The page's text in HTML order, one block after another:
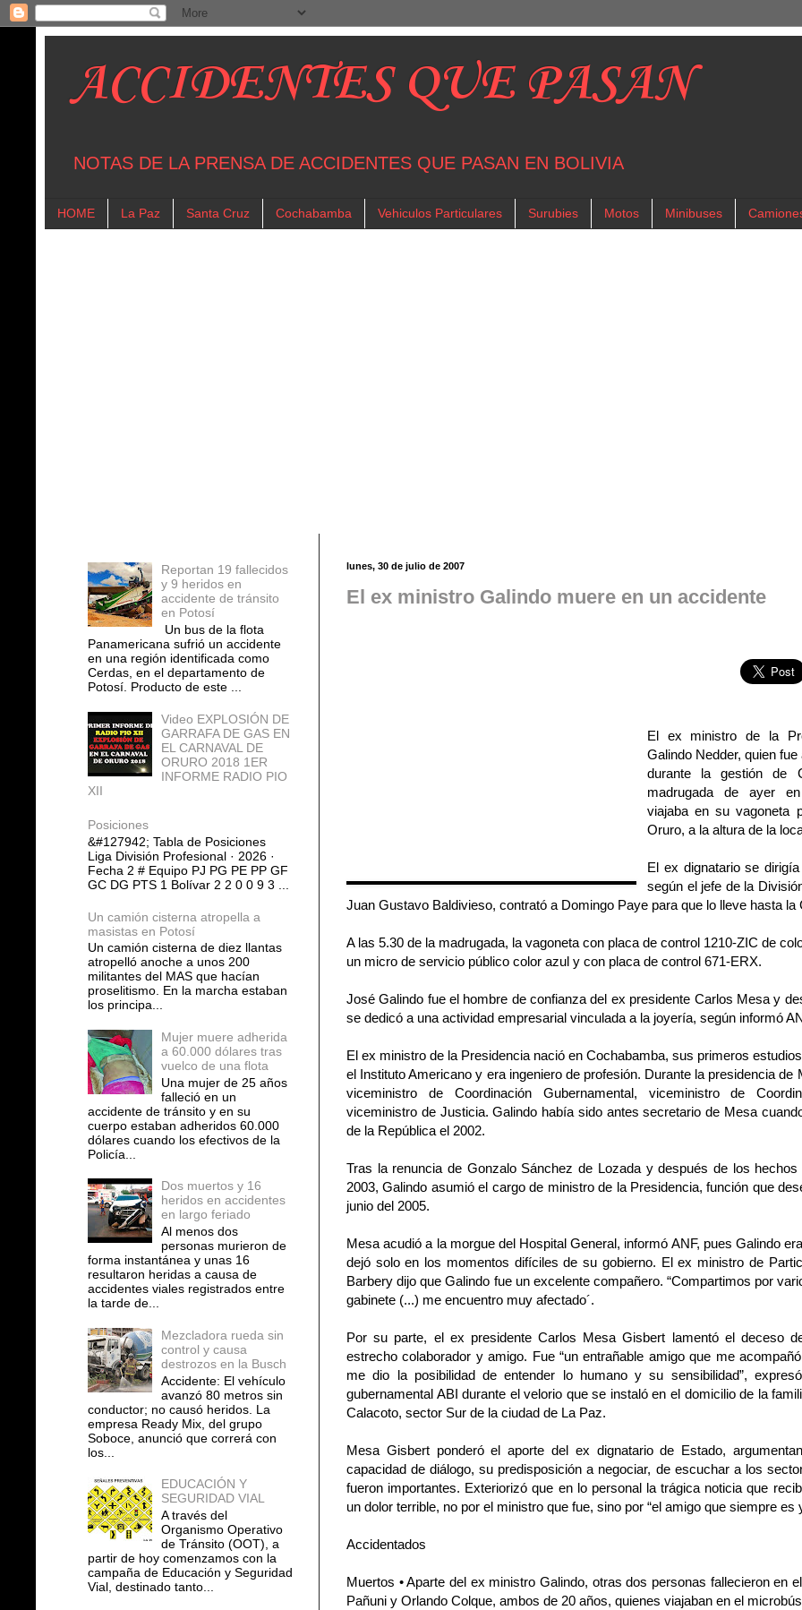
ACCIDENTES QUE PASAN
NOTAS DE LA PRENSA DE ACCIDENTES QUE PASAN EN BOLIVIA
HOME La Paz Santa Cruz Cochabamba Vehiculos Particulares Surubies Motos Minibuses
lunes, 30 de julio de 2007
El ex ministro Galindo muere en un accidente
El ex ministro de la
Galindo Nedder, quien
durante la gestión de
madrugada de ayer
viajaba en su vagoneta
Oruro, a la altura de la
El ex dignatario se
según el jefe de la
Juan Gustavo Baldivieso, contrató a Domingo Paye para que lo lleve hasta la
A las 5.30 de la madrugada, la vagoneta con placa de control 1210-ZIC de
un micro de servicio público color azul y con placa de control 671-ERX.
José Galindo fue el hombre de confianza del ex presidente Carlos Mesa y
se dedicó a una actividad empresarial vinculada a la joyería, según informó
El ex ministro de la Presidencia nació en Cochabamba, sus primeros
el Instituto Americano y era ingeniero de profesión. Durante la presidencia de
viceministro de Coordinación Gubernamental, viceministro de
viceministro de Justicia. Galindo había sido antes secretario de Mesa
de la República el 2002.
Tras la renuncia de Gonzalo Sánchez de Lozada y después de los
2003, Galindo asumió el cargo de ministro de la Presidencia, función que
junio del 2005.
Mesa acudió a la morgue del Hospital General, informó ANF, pues Galindo
dejó solo en los momentos difíciles de su gobierno. El ex ministro de
Barbery dijo que Galindo fue un excelente compañero. “Compartimos por
gabinete (...) me encuentro muy afectado´.
Por su parte, el ex presidente Carlos Mesa Gisbert lamentó el deceso
estrecho colaborador y amigo. Fue “un entrañable amigo que me
me dio la posibilidad de entender lo humano y su sensibilidad”,
gubernamental ABI durante el velorio que se instaló en el domicilio de la
Calacoto, sector Sur de la ciudad de La Paz.
Mesa Gisbert ponderó el aporte del ex dignatario de Estado,
capacidad de diálogo, su predisposición a negociar, de escuchar a los
fueron importantes. Exteriorizó que en lo personal la trágica noticia que
un dolor terrible, no por el ministro que fue, sino por “el amigo que siempre es
Accidentados
Muertos • Aparte del ex ministro Galindo, otras dos personas fallecieron en
Pañuni y Orlando Colque, ambos de 20 años, quienes viajaban en el
Reportan 19 fallecidos
y 9 heridos en
accidente de tránsito
en Potosí
Un bus de la flota
Panamericana sufrió un accidente
en una región identificada como
Cerdas, en el departamento de
Potosí. Producto de este ...
Video EXPLOSIÓN DE
GARRAFA DE GAS EN
EL CARNAVAL DE
ORURO 2018 1ER
INFORME RADIO PIO
XII
Posiciones
&#127942; Tabla de Posiciones
Liga División Profesional · 2026 ·
Fecha 2 # Equipo PJ PG PE PP GF
GC DG PTS 1 Bolívar 2 2 0 0 9 3 ...
Un camión cisterna atropella a
masistas en Potosí
Un camión cisterna de diez llantas
atropelló anoche a unos 200
militantes del MAS que hacían
proselitismo. En la marcha estaban
los principa...
Mujer muere adherida
a 60.000 dólares tras
vuelco de una flota
Una mujer de 25 años
falleció en un
accidente de tránsito y en su
cuerpo estaban adheridos 60.000
dólares cuando los efectivos de la
Policía...
Dos muertos y 16
heridos en accidentes
en largo feriado
Al menos dos
personas murieron de
forma instantánea y unas 16
resultaron heridas a causa de
accidentes viales registrados entre
la tarde de...
Mezcladora rueda sin
control y causa
destrozos en la Busch
Accidente: El vehículo
avanzó 80 metros sin
conductor; no causó heridos. La
empresa Ready Mix, del grupo
Soboce, anunció que correrá con
los...
EDUCACIÓN Y
SEGURIDAD VIAL
A través del
Organismo Operativo
de Tránsito (OOT), a
partir de hoy comenzamos con la
campaña de Educación y Seguridad
Vial, destinado tanto...